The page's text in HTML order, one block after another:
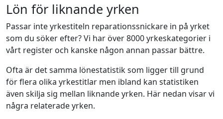
Lön för liknande yrken
Passar inte yrkestiteln reparationssnickare in på yrket
som du söker efter? Vi har över 8000 yrkeskategorier i
vårt register och kanske någon annan passar bättre.
Ofta är det samma lönestatistik som ligger till grund
för flera olika yrkestitlar men ibland kan statistiken
även skilja sig mellan liknande yrken. Här nedan visar vi
några relaterade yrken.